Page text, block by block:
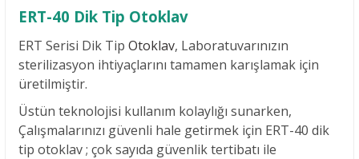
ERT-40 Dik Tip Otoklav
ERT Serisi Dik Tip Otoklav, Laboratuvarınızın
sterilizasyon ihtiyaçlarını tamamen karışlamak için
üretilmiştir.
Üstün teknolojisi kullanım kolaylığı sunarken,
Çalışmalarınızı güvenli hale getirmek için ERT-40 dik
tip otoklav ; çok sayıda güvenlik tertibatı ile